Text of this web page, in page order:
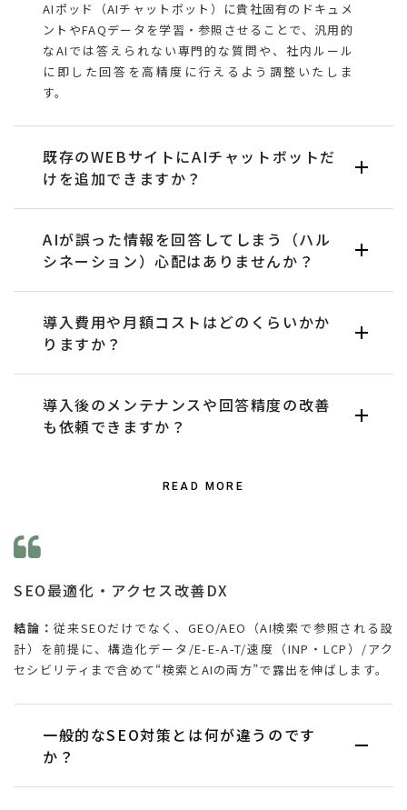
AIポッド（AIチャットボット）に貴社固有のドキュメ
ントやFAQデータを学習・参照させることで、汎用的
なAIでは答えられない専門的な質問や、社内ルール
に即した回答を高精度に行えるよう調整いたしま
す。
既存のWEBサイトにAIチャットボットだ
けを追加できますか？
AIが誤った情報を回答してしまう（ハル
シネーション）心配はありませんか？
導入費用や月額コストはどのくらいかか
りますか？
導入後のメンテナンスや回答精度の改善
も依頼できますか？
READ MORE
SEO最適化・アクセス改善DX
結論：従来SEOだけでなく、GEO/AEO（AI検索で参照される設
計）を前提に、構造化データ/E-E-A-T/速度（INP・LCP）/アク
セシビリティまで含めて“検索とAIの両方”で露出を伸ばします。
一般的なSEO対策とは何が違うのです
か？